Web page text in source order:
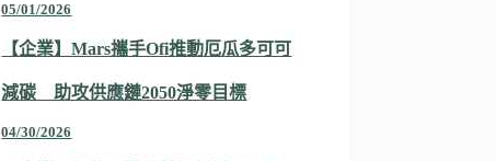
05/01/2026
【企業】Mars攜手Ofi推動厄瓜多可可
減碳 助攻供應鏈2050淨零目標
04/30/2026